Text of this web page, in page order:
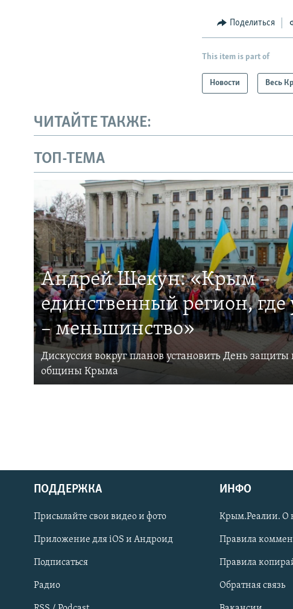
Українською
Qırımtatar
ПРИСОЕДИНЯЙТЕСЬ!
Поделиться
This item is part of
Новости Весь
ЧИТАЙТЕ ТАКЖЕ:
ТОП-ТЕМА
Андрей Щекун: «Крым –
единственный регион,
– меньшинство»
Дискуссия вокруг планов установить День
общины Крыма
ПОДДЕРЖКА
Присылайте свои видео и фото
Приложение для iOS и Андроид
Подписаться
Радио
ИНФО
Крым.Реалии. О
Правила
Правила
Обратная связь